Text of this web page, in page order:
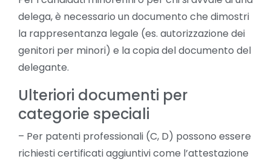
delega, è necessario un documento che dimostri
la rappresentanza legale (es. autorizzazione dei
genitori per minori) e la copia del documento del
delegante.
Ulteriori documenti per
categorie speciali
– Per patenti professionali (C, D) possono essere
richiesti certificati aggiuntivi come l’attestazione